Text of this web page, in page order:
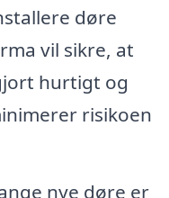
døre
vil sikre, at
hurtigt og
risikoen
nye døre er